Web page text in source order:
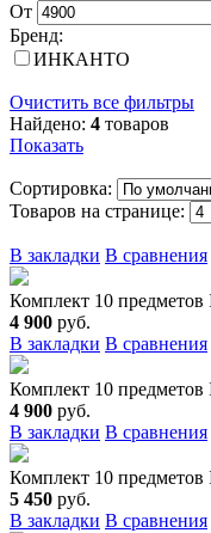
От
Бренд:
ИНКАНТО
Очистить все фильтры
Найдено: 4 товаров
Показать
Сортировка:
Товаров на странице:
В закладки В сравнения
Комплект 10
4 900 руб.
В закладки В сравнения
Комплект 10
4 900 руб.
В закладки В сравнения
Комплект 10 предметов
5 450 руб.
В закладки В сравнения